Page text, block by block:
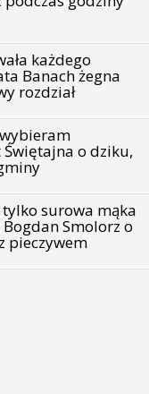
każdego
Banach żegna
rozdział
wybieram
o dziku,
surowa mąka
Bogdan Smolorz o
pieczywem